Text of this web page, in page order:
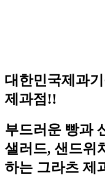
대한민국제과
제과점!!
부드러운 빵과
샐러드, 샌드위
하는 그라츠 제